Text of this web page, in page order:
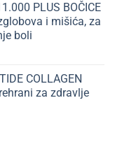
PLUS BOČICE
i mišića, za
boli
COLLAGEN
za zdravlje